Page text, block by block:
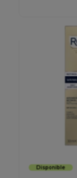
Disponible